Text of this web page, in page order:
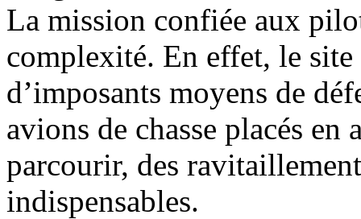
La mission confiée aux
complexité. En effet, le
d’imposants moyens de
avions de chasse placés en
parcourir, des
indispensables.